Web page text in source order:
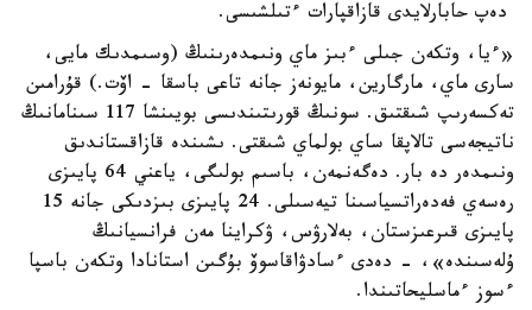
دەپ حابارلايدى قازاقپارات ءتىلشىسى.
«ءيا، وتكەن جىلى ءبىز ماي ونىمدەرىنىڭ (وسىمدىك مايى،
سارى ماي، مارگارين، مايونەز جانە تاعى باسقا - اۆت.) قۇرامىن
تەكسەرىپ شىقتىق. سونىڭ قورىتىندىسى بويىنشا 117 سىنامانىڭ
ناتيجەسى تالاپقا ساي بولماي شىقتى. ىشىندە قازاقستاندىق
ونىمدەر دە بار. دەگەنمەن، باسىم بولىگى، ياعني 64 پايىزى
رەسەي فەدەراتسياسىنا تيەسىلى. 24 پايىزى بىزدىكى جانە 15
پايىزى قىرعىزستان، بەلارۋس، ۋكراينا مەن فرانسيانىڭ
ۇلەسىندە»، - دەدى ءسادۋاقاسوۆ بۇگىن استانادا وتكەن باسپا
ءسوز ءماسليحاتىندا.